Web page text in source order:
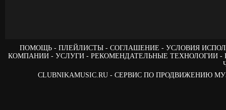
ПОМОЩЬ ПЛЕЙЛИСТЫ СОГЛАШЕНИЕ
УСЛОВИЯ
КОМПАНИИ
УСЛУГИ РЕКОМЕНДАТЕЛЬНЫЕ ТЕХНОЛОГИИ
CLUBNIKAMUSIC.RU - СЕРВИС ПО ПРОДВИЖЕНИЮ